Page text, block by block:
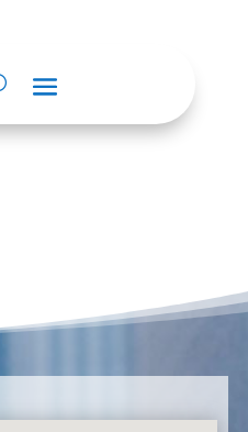
que les aplique de